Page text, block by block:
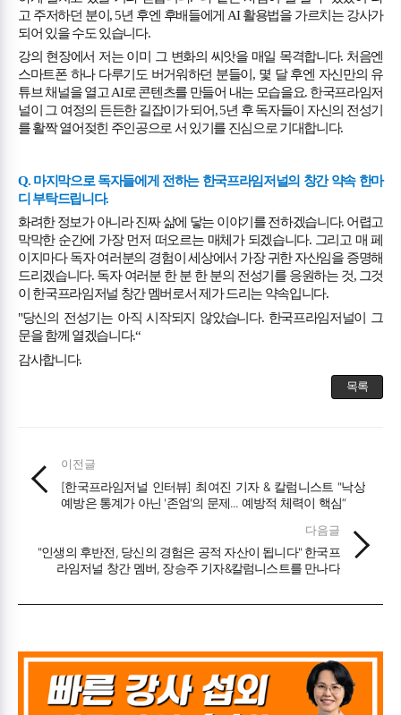
고 주저하던 분이 , 5년 후엔 후배들에게 AI활용법을 가르치는 강사가
되어 있을 수도 있습니다.
강의 현장에서 저는 이미 그 변화의 씨앗을 매일 목격합니다. 처음엔
스마트폰 하나 다루기도 버거워하던 분들이 , 몇 달 후엔 자신만의 유
튜브 채널을 열고AI로 콘텐츠를 만들어 내는 모습을요. 한국프라임저
널이 그 여정의 든든한 길잡이가 되어, 5년 후 독자들이 자신의 전성기
를 활짝 열어젖힌 주인공으로 서 있기를 진심으로 기대합니다.
Q. 마지막으로 독자들에게 전하는 한국프라임저널의 창간 약속 한마
디 부탁드립니다.
화려한 정보가 아니라 진짜 삶에 닿는 이야기를 전하겠습니다. 어렵고
막막한 순간에 가장 먼저 떠오르는 매체가 되겠습니다. 그리고 매 페
이지마다 독자 여러분의 경험이 세상에서 가장 귀한 자산임을 증명해
드리겠습니다. 독자 여러분 한 분 한 분의 전성기를 응원하는 것, 그것
이 한국프라임저널 창간 멤버로서 제가 드리는 약속입니다.
"당신의 전성기는 아직 시작되지 않았습니다. 한국프라임저널이 그
문을 함께 열겠습니다.“
감사합니다.
목록
이전글
[한국프라임저널 인터뷰] 최여진 기자 & 칼럼니스트 "낙상
예방은 통계가 아닌 '존엄'의 문제... 예방적 체력이 핵심“
다음글
"인생의 후반전, 당신의 경험은 공적 자산이 됩니다" 한국프
라임저널 창간 멤버, 장승주 기자&칼럼니스트를 만나다